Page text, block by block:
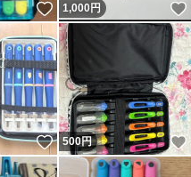
いいね！
1,000円
いいね！
500円